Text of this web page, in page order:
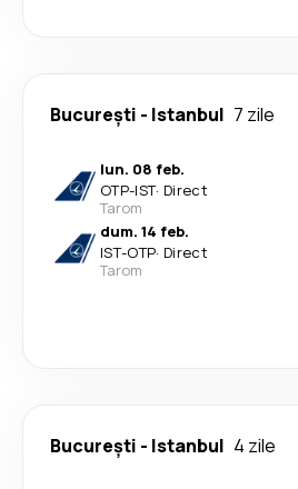
București - Istanbul 7 zile
lun. 08 feb.
OTP-IST· Direct
Tarom
dum. 14 feb.
IST-OTP· Direct
Tarom
București - Istanbul 4 zile